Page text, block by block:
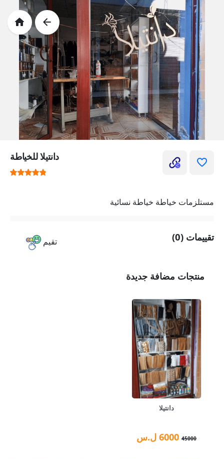
دانتيلا للخياطة
مستلزمات خياطة خياطة نسائية
تقيم تقييمات (0)
منتجات مضافة جديدة
دانتيلا
45000
6000 ل.س